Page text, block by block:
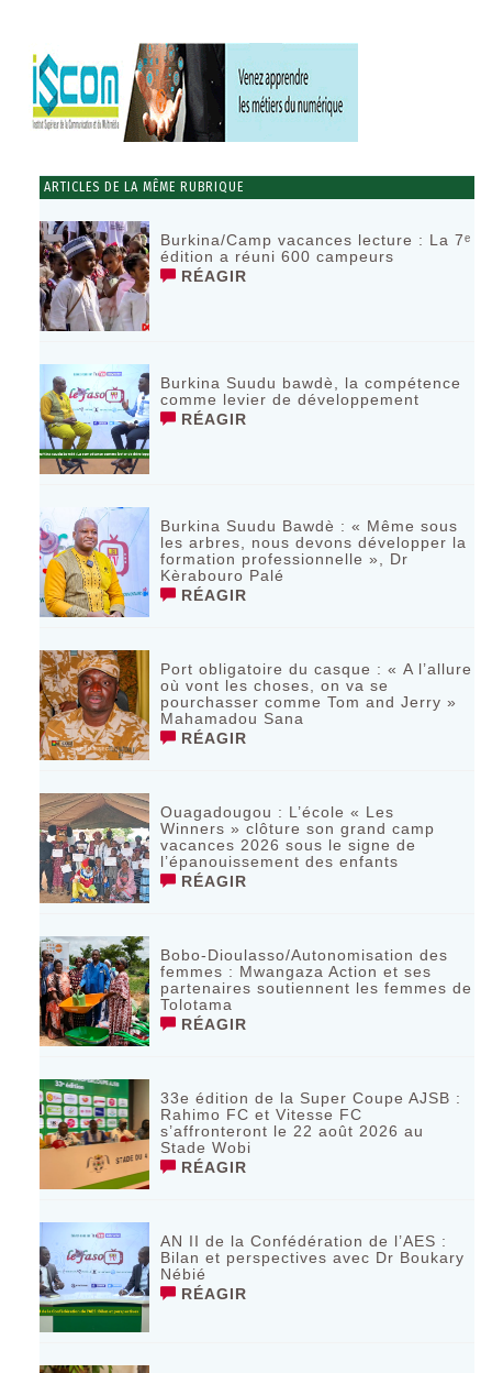
ARTICLES DE LA MÊME RUBRIQUE
Burkina/Camp vacances lecture : La 7ᵉ
édition a réuni 600 campeurs
RÉAGIR
Burkina Suudu bawdè, la compétence
comme levier de développement
RÉAGIR
Burkina Suudu Bawdè : « Même sous
les arbres, nous devons développer la
formation professionnelle », Dr
Kèrabouro Palé
RÉAGIR
Port obligatoire du casque : « A l’allure
où vont les choses, on va se
pourchasser comme Tom and Jerry »
Mahamadou Sana
RÉAGIR
Ouagadougou : L’école « Les
Winners » clôture son grand camp
vacances 2026 sous le signe de
l’épanouissement des enfants
RÉAGIR
Bobo-Dioulasso/Autonomisation des
femmes : Mwangaza Action et ses
partenaires soutiennent les femmes de
Tolotama
RÉAGIR
33e édition de la Super Coupe AJSB :
Rahimo FC et Vitesse FC
s’affronteront le 22 août 2026 au
Stade Wobi
RÉAGIR
AN II de la Confédération de l’AES :
Bilan et perspectives avec Dr Boukary
Nébié
RÉAGIR